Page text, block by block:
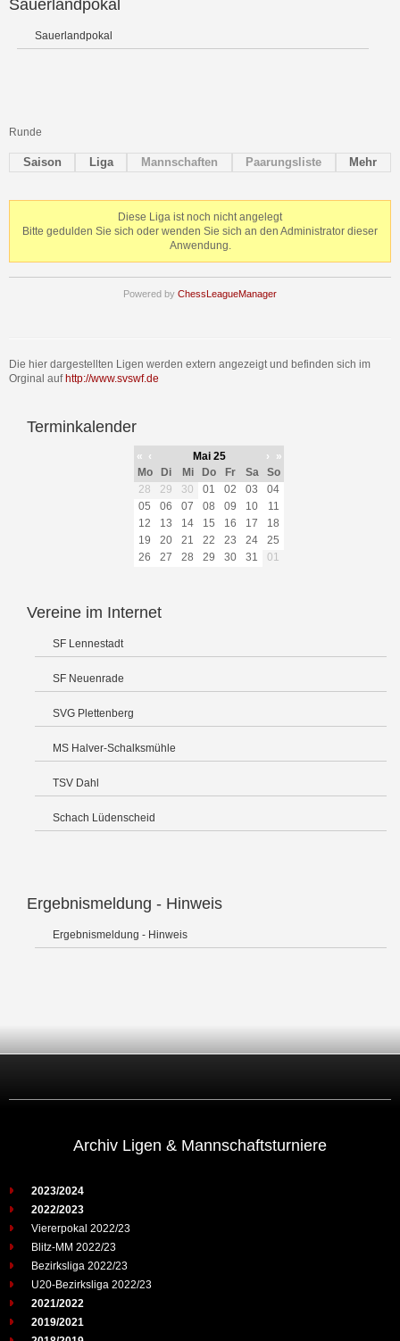
Sauerlandpokal
Sauerlandpokal
Runde
Saison Liga Mannschaften Paarungsliste Mehr
Diese Liga ist noch nicht angelegt
Bitte gedulden Sie sich oder wenden Sie sich an den Administrator dieser
Anwendung.
Powered by ChessLeagueManager
Die hier dargestellten Ligen werden extern angezeigt und befinden sich im
Orginal auf http://www.svswf.de
Terminkalender
« ‹ Mai 25 ›
»
Mo
Di Mi Do Fr Sa
So
28
29 30 01 02 03
04
05
06 07 08 09 10
11
12
13 14 15 16 17
18
19
20 21 22 23 24
25
26
27 28 29 30 31 01
Vereine im Internet
SF Lennestadt
SF Neuenrade
SVG Plettenberg
MS Halver-Schalksmühle
TSV Dahl
Schach Lüdenscheid
Ergebnismeldung - Hinweis
Ergebnismeldung - Hinweis
Archiv Ligen & Mannschaftsturniere
2023/2024
2022/2023
Viererpokal 2022/23
Blitz-MM 2022/23
Bezirksliga 2022/23
U20-Bezirksliga 2022/23
2021/2022
2019/2021